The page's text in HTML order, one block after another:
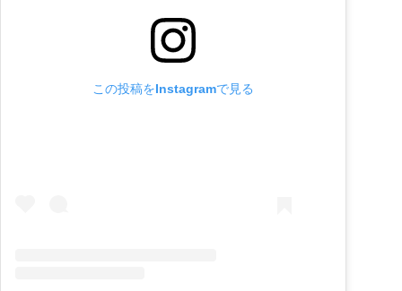
この投稿をInstagramで見る